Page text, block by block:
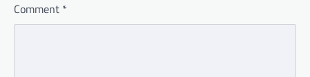
Comment *